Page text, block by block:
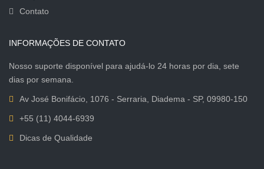
Contato
INFORMAÇÕES DE CONTATO
Nosso suporte disponível para ajudá-lo 24 horas por dia, sete
dias por semana.
Av José Bonifácio, 1076 - Serraria, Diadema - SP, 09980-150
+55 (11) 4044-6939
Dicas de Qualidade